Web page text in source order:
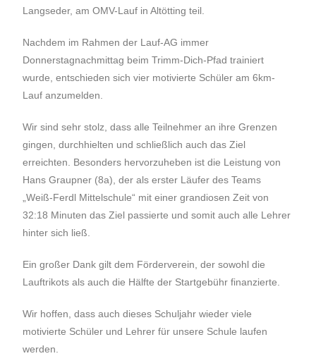
Langseder, am OMV-Lauf in Altötting teil.
Nachdem im Rahmen der Lauf-AG immer
Donnerstagnachmittag beim Trimm-Dich-Pfad trainiert
wurde, entschieden sich vier motivierte Schüler am 6km-
Lauf anzumelden.
Wir sind sehr stolz, dass alle Teilnehmer an ihre Grenzen
gingen, durchhielten und schließlich auch das Ziel
erreichten. Besonders hervorzuheben ist die Leistung von
Hans Graupner (8a), der als erster Läufer des Teams
„Weiß-Ferdl Mittelschule“ mit einer grandiosen Zeit von
32:18 Minuten das Ziel passierte und somit auch alle Lehrer
hinter sich ließ.
Ein großer Dank gilt dem Förderverein, der sowohl die
Lauftrikots als auch die Hälfte der Startgebühr finanzierte.
Wir hoffen, dass auch dieses Schuljahr wieder viele
motivierte Schüler und Lehrer für unsere Schule laufen
werden.